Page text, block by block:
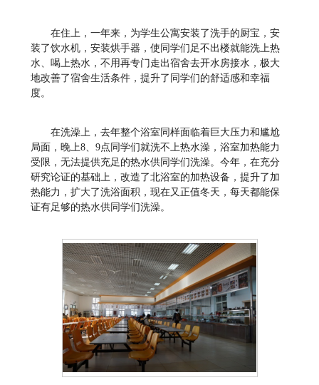
在住上，一年来，为学生公寓安装了洗手的厨宝，安
装了饮水机，安装烘手器，使同学们足不出楼就能洗上热
水、喝上热水，不用再专门走出宿舍去开水房接水，极大
地改善了宿舍生活条件，提升了同学们的舒适感和幸福
度。
在洗澡上，去年整个浴室同样面临着巨大压力和尴尬
局面，晚上8、9点同学们就洗不上热水澡，浴室加热能力
受限，无法提供充足的热水供同学们洗澡。今年，在充分
研究论证的基础上，改造了北浴室的加热设备，提升了加
热能力，扩大了洗浴面积，现在又正值冬天，每天都能保
证有足够的热水供同学们洗澡。